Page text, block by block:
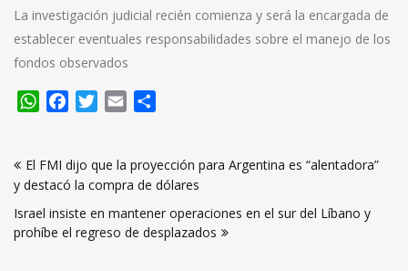
La investigación judicial recién comienza y será la encargada de
establecer eventuales responsabilidades sobre el manejo de los
fondos observados
WhatsApp
FacebookTwitter
Email
de
entradas
El FMI dijo que la proyección para Argentina es “alentadora”
y destacó la compra de dólares
Israel insiste en mantener operaciones en el sur del Líbano y
prohíbe el regreso de desplazados